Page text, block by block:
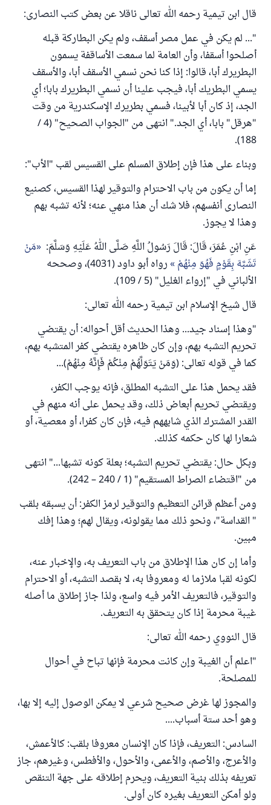
قال ابن تيمية رحمه الله تعالى ناقلا عن بعض كتب النصارى:
"... لم يكن في عمل مصر أسقف، ولم يكن البطاركة قبله
أصلحوا أسقفا، وأن العامة لما سمعت الأساقفة يسمون
البطريرك أبا، قالوا: إذا كنا نحن نسمي الأسقف أبا، والأسقف
يسمي البطريك أبا، فيجب علينا أن نسمي البطريرك بابا؛ أي
الجد، إذ كان أبا لأبينا، فسمي بطريرك الإسكندرية من وقت
"هرقل" بابا، أي الجد." انتهى من "الجواب الصحيح" (4 /
188).
وبناء على هذا فإن إطلاق المسلم على القسيس لقب "الأب":
إما أن يكون من باب الاحترام والتوقير لهذا القسيس، كصنيع
النصارى أنفسهم، فلا شك أن هذا منهي عنه؛ لأنه تشبه بهم
وهذا لا يجوز.
عَنِ ابْنِ عُمَرَ، قَالَ: قَالَ رَسُولُ اللَّهِ صَلَّى اللهُ عَلَيْهِ وَسَلَّمَ: مَنْ
تَشَبَّهَ بِقَوْمٍ فَهُوَ مِنْهُمْ
رواه أبو داود (4031)، وصححه
الألباني في "إرواء الغليل" (5 / 109).
قال شيخ الإسلام ابن تيمية رحمه الله تعالى:
"وهذا إسناد جيد... وهذا الحديث أقل أحواله: أن يقتضي
تحريم التشبه بهم، وإن كان ظاهره يقتضي كفر المتشبه بهم،
كما في قوله تعالى: (وَمَنْ يَتَوَلَّهُمْ مِنْكُمْ فَإِنَّهُ مِنْهُمْ)...
فقد يحمل هذا على التشبه المطلق، فإنه يوجب الكفر،
ويقتضي تحريم أبعاض ذلك، وقد يحمل على أنه منهم في
القدر المشترك الذي شابههم فيه، فإن كان كفرا، أو معصية، أو
شعارا لها كان حكمه كذلك.
وبكل حال: يقتضي تحريم التشبه؛ بعلة كونه تشبها..." انتهى
من "اقتضاء الصراط المستقيم" (1 / 240 – 242).
ومن أعظم قرائن التعظيم والتوقير لرمز الكفر: أن يسبقه بلقب
" القداسة"، ونحو ذلك مما يقولونه، ويقال لهم؛ وهذا إفك
مبين.
وأما إن كان هذا الإطلاق من باب التعريف به، والإخبار عنه،
لكونه لقبا ملازما له ومعروفا به، لا بقصد التشبه، أو الاحترام
والتوقير، فالتعريف الأمر فيه واسع، ولذا جاز إطلاق ما أصله
غيبة محرمة إذا كان يتحقق به التعريف.
قال النووي رحمه الله تعالى:
"اعلم أن الغيبة وإن كانت محرمة فإنها تباح في أحوال
للمصلحة.
والمجوز لها غرض صحيح شرعي لا يمكن الوصول إليه إلا بها،
وهو أحد ستة أسباب....
السادس: التعريف، فإذا كان الإنسان معروفا بلقب: كالأعمش،
والأعرج، والأصم، والأعمى، والأحول، والأفطس، وغيرهم، جاز
تعريفه بذلك بنية التعريف، ويحرم إطلاقه على جهة التنقص
ولو أمكن التعريف بغيره كان أولى.